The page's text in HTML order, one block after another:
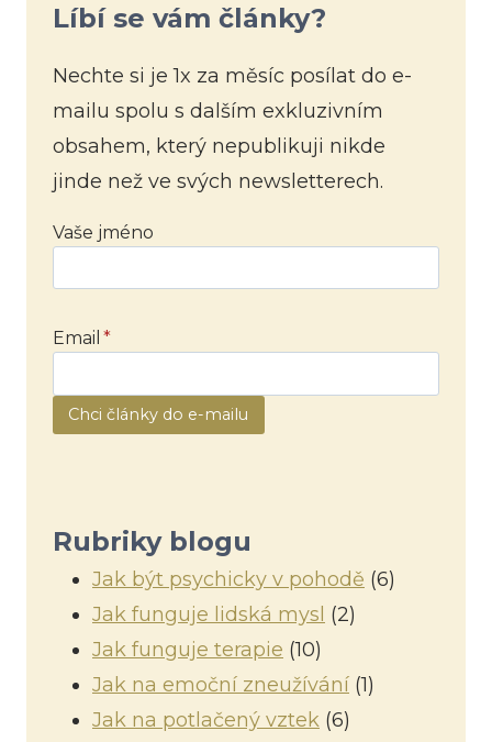
Líbí se vám články?
Nechte si je 1x za měsíc posílat do e-
mailu spolu s dalším exkluzivním
obsahem, který nepublikuji nikde
jinde než ve svých newsletterech.
Vaše jméno
Email *
Chci články do e-mailu
Rubriky blogu
Jak být psychicky v pohodě (6)
Jak funguje lidská mysl (2)
Jak funguje terapie (10)
Jak na emoční zneužívání (1)
Jak na potlačený vztek (6)